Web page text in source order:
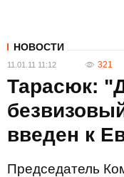
НОВОСТИ
11.01.11 11:12 321
Тарасюк:
введен к
Председатель